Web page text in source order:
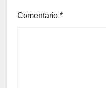
Comentario *